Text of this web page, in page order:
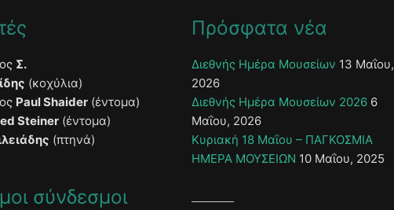
Σ.
(κοχύλια)
Paul Shaider (έντομα)
Steiner (έντομα)
(πτηνά)
σύνδεσμοι
Πρόσφατα νέα
Διεθνής Ημέρα Μουσείων 13 Μαΐου,
2026
Διεθνής Ημέρα Μουσείων 2026 6
Μαΐου, 2026
Κυριακή 18 Μαΐου – ΠΑΓΚΟΣΜΙΑ
ΗΜΕΡΑ ΜΟΥΣΕΙΩΝ 10 Μαΐου, 2025